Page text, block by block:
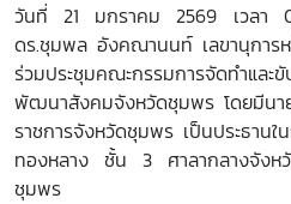
วันที่ 21 มกราคม2569 เวลา
ดร.ชุมพล อังคณานนท์ เลขานุการห
ร่วมประชุมคณะกรรมการจัดทำและ
พัฒนาสังคมจังหวัดชุมพร โดยมีนา
ราชการจังหวัดชุมพร เป็นประธาน
ทองหลาง ชั้น 3 ศาลากลางจัง
ชุมพร